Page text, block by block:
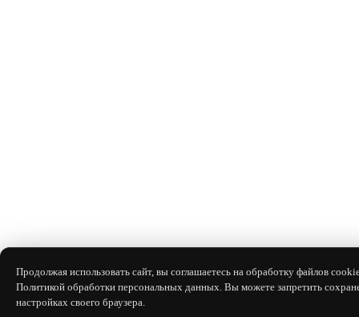
Продолжая использовать сайт, вы соглашаетесь на обработку файлов
Политикой обработки персональных данных. Вы можете запретить
настройках своего браузера.